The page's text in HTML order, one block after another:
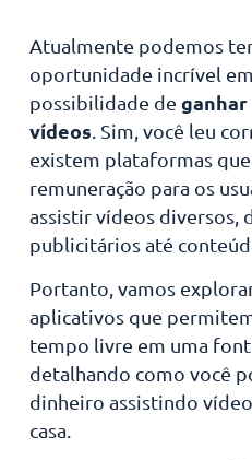
Atualmente podemos ter
oportunidade incrível
possibilidade de
vídeos . Sim, você leu
existem plataformas
remuneração para os
assistir vídeos diversos,
publicitários até
Portanto, vamos
aplicativos que
tempo livre em uma
detalhando como você
dinheiro assistindo
casa.